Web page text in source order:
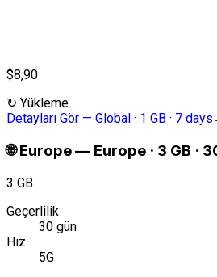
$8,90
↻ Yükleme
Detayları Gör — Global · 1 GB · 7 days
🌐 Europe— Europe · 3 GB ·
3 GB
Geçerlilik
30 gün
Hız
5G